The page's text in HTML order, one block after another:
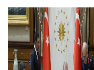
ortaya çıktı